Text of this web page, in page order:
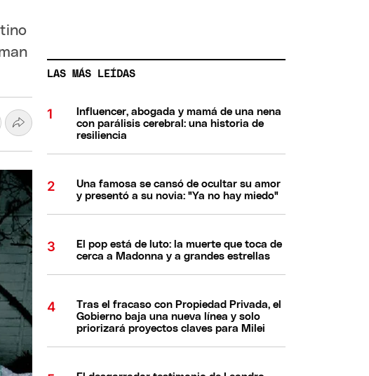
LAS MÁS LEÍDAS
Influencer, abogada y mamá de una nena
con parálisis cerebral: una historia de
resiliencia
Una famosa se cansó de ocultar su amor
y presentó a su novia: "Ya no hay miedo"
El pop está de luto: la muerte que toca de
cerca a Madonna y a grandes estrellas
Tras el fracaso con Propiedad Privada, el
Gobierno baja una nueva línea y solo
priorizará proyectos claves para Milei